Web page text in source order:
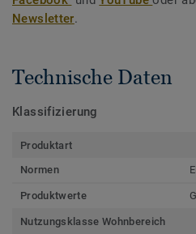
Newsletter.
Technische Daten
Klassifizierung
Produktart
Normen
Produktwerte
Nutzungsklasse Wohnbereich